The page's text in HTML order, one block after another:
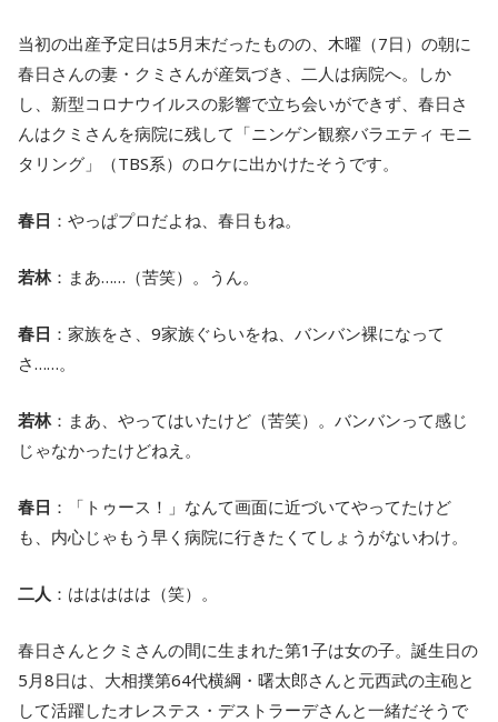
当初の出産予定日は5月末だったものの、木曜（7日）の朝に
春日さんの妻・クミさんが産気づき、二人は病院へ。しか
し、新型コロナウイルスの影響で立ち会いができず、春日さ
んはクミさんを病院に残して「ニンゲン観察バラエティ モニ
タリング」（TBS系）のロケに出かけたそうです。
春日 ：やっぱプロだよね、春日もね。
若林：まあ……（苦笑）。うん。
春日 ：家族をさ、9家族ぐらいをね、バンバン裸になって
さ……。
若林：まあ、やってはいたけど（苦笑）。バンバンって感じ
じゃなかったけどねえ。
春日 ：「トゥース！」なんて画面に近づいてやってたけど
も、内心じゃもう早く病院に行きたくてしょうがないわけ。
二人 ：ははははは（笑）。
春日さんとクミさんの間に生まれた第1子は女の子。誕生日の
5月8日は、大相撲第64代横綱・曙太郎さんと元西武の主砲と
して活躍したオレステス・デストラーデさんと一緒だそうで